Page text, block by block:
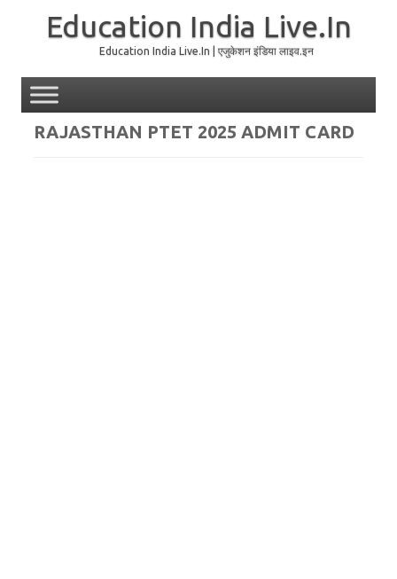
Education India Live.In
Education India Live.In | एजुकेशन इंडिया लाइव.इन
RAJASTHAN PTET 2025 ADMIT CARD